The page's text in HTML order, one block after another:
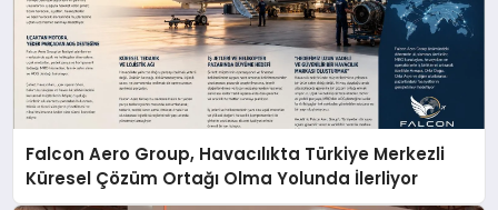
Falcon Aero Group, Havacılıkta Türkiye Merkezli
Küresel Çözüm Ortağı Olma Yolunda İlerliyor